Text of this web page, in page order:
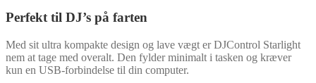
Perfekt til DJ’s på farten
Med sit ultra kompakte design og lave vægt er DJControl Starlight
nem at tage med overalt. Den fylder minimalt i tasken og kræver
kun en USB-forbindelse til din computer.